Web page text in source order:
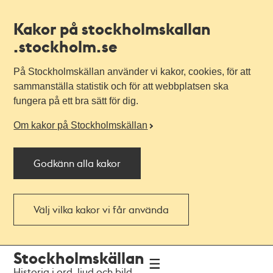
Kakor på stockholmskallan
.stockholm.se
På Stockholmskällan använder vi kakor, cookies, för att
sammanställa statistik och för att webbplatsen ska
fungera på ett bra sätt för dig.
Om kakor på Stockholmskällan
Godkänn alla kakor
Välj vilka kakor vi får använda
navigationen
huvudinnehållet
Stockholmskällan